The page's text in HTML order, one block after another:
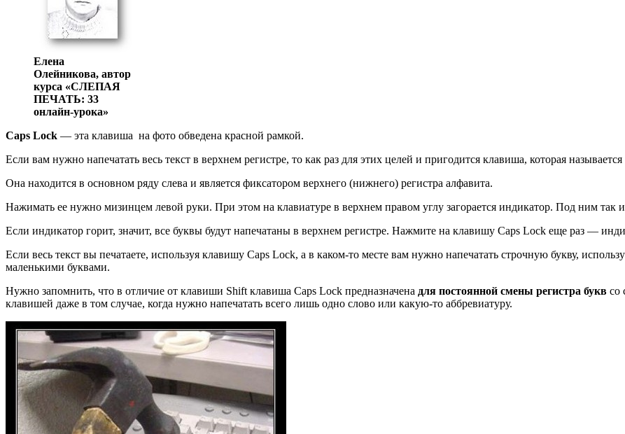
Елена
Олейникова, автор
курса «СЛЕПАЯ
ПЕЧАТЬ: 33
онлайн-урока»
Caps Lock — эта клавиша на фото обведена красной рамкой.
Если вам нужно напечатать весь текст в верхнем регистре, то как раз для этих целей и пригодится клавиша, которая
Она находится в основном ряду слева и является фиксатором верхнего (нижнего) регистра алфавита.
Нажимать ее нужно мизинцем левой руки. При этом на клавиатуре в верхнем правом углу загорается индикатор. Под ним так
Если индикатор горит, значит, все буквы будут напечатаны в верхнем регистре. Нажмите на клавишу Caps Lock еще раз —
Если весь текст вы печатаете, используя клавишу Caps Lock, а в каком-то месте вам нужно напечатать строчную букву,
маленькими буквами.
Нужно запомнить, что в отличие от клавиши Shift клавиша Caps Lock предназначена для постоянной смены регистра букв со
клавишей даже в том случае, когда нужно напечатать всего лишь одно слово или какую-то аббревиатуру.